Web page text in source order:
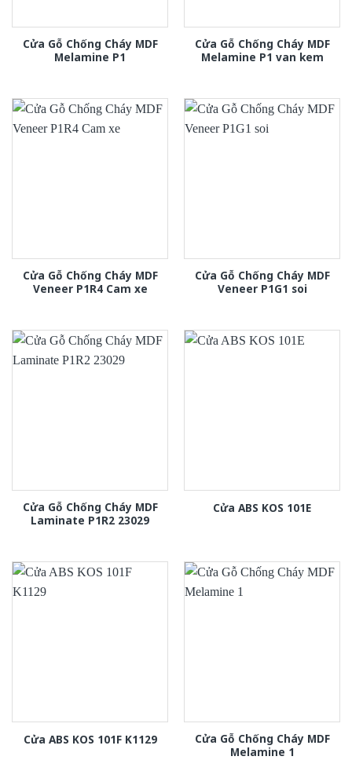
Cửa Gỗ Chống Cháy MDF
Melamine P1
Cửa Gỗ Chống Cháy MDF
Melamine P1 van kem
Cửa Gỗ Chống Cháy MDF
Veneer P1R4 Cam xe
Cửa Gỗ Chống Cháy MDF
Veneer P1G1 soi
Cửa Gỗ Chống Cháy MDF
Laminate P1R2 23029
Cửa ABS KOS 101E
Cửa ABS KOS 101F K1129
Cửa Gỗ Chống Cháy MDF
Melamine 1